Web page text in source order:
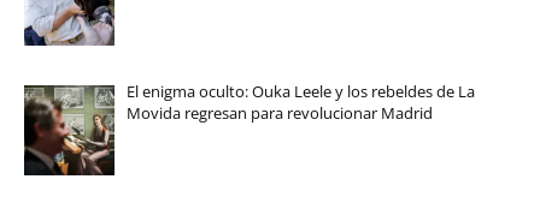
El enigma oculto: Ouka Leele y los rebeldes de La
Movida regresan para revolucionar Madrid